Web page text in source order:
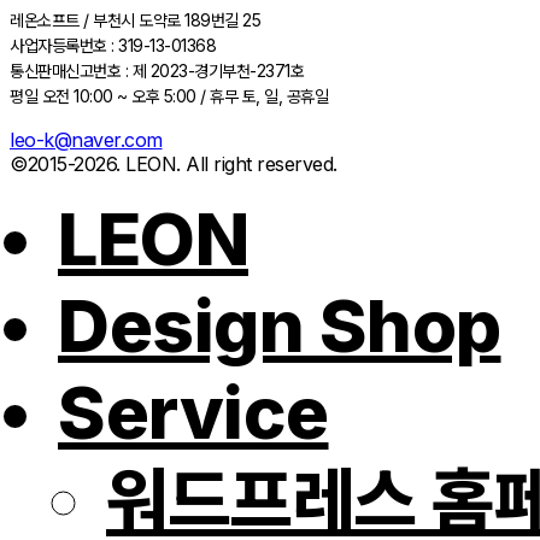
레온소프트 / 부천시 도약로 189번길 25
사업자등록번호 : 319-13-01368
통신판매신고번호 : 제 2023-경기부천-2371호
평일 오전 10:00 ~ 오후 5:00 / 휴무 토, 일, 공휴일
leo-k@naver.com
©2015-2026. LEON. All right reserved.
LEON
Design Shop
Service
워드프레스 홈